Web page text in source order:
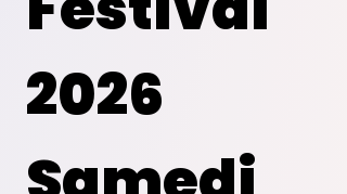
2026